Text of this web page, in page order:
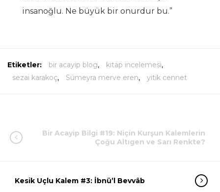
insanoğlu. Ne büyük bir onurdur bu.”
Etiketler: bir acayip blog, kitap incelemesi,
sezai karakoç, Sümeyra merve eren, yitik cennet
Bir Acayip Bilgi #19: Niçin Kurşun Kalemlerin
Çoğu Altıgen ve Sarı Renkte?
Kesik Uçlu Kalem #3: İbnü’l Bevvâb